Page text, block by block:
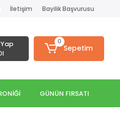
İletişim Bayilik Başvurusu
0
Sepetim
GÜNÜN FIRSATI